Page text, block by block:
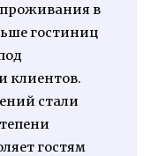
в
гостиниц
клиентов.
стали
гостям